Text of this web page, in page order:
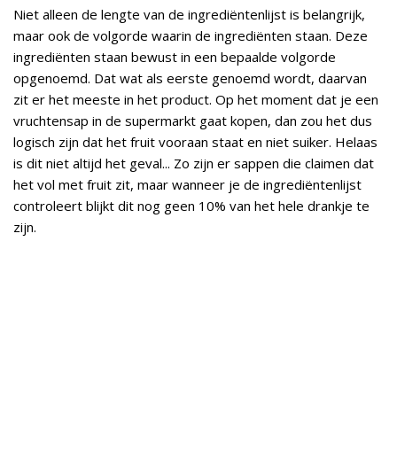
Niet alleen de lengte van de ingrediëntenlijst is belangrijk,
maar ook de volgorde waarin de ingrediënten staan. Deze
ingrediënten staan bewust in een bepaalde volgorde
opgenoemd. Dat wat als eerste genoemd wordt, daarvan
zit er het meeste in het product. Op het moment dat je een
vruchtensap in de supermarkt gaat kopen, dan zou het dus
logisch zijn dat het fruit vooraan staat en niet suiker. Helaas
is dit niet altijd het geval... Zo zijn er sappen die claimen dat
het vol met fruit zit, maar wanneer je de ingrediëntenlijst
controleert blijkt dit nog geen 10% van het hele drankje te
zijn.